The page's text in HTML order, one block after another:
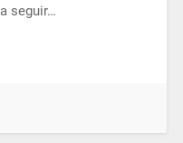
seguir…